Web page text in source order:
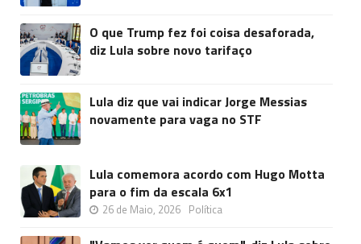
O que Trump fez foi coisa desaforada,
diz Lula sobre novo tarifaço
Lula diz que vai indicar Jorge Messias
novamente para vaga no STF
Lula comemora acordo com Hugo Motta
para o fim da escala 6x1
26 de Maio, 2026 Política